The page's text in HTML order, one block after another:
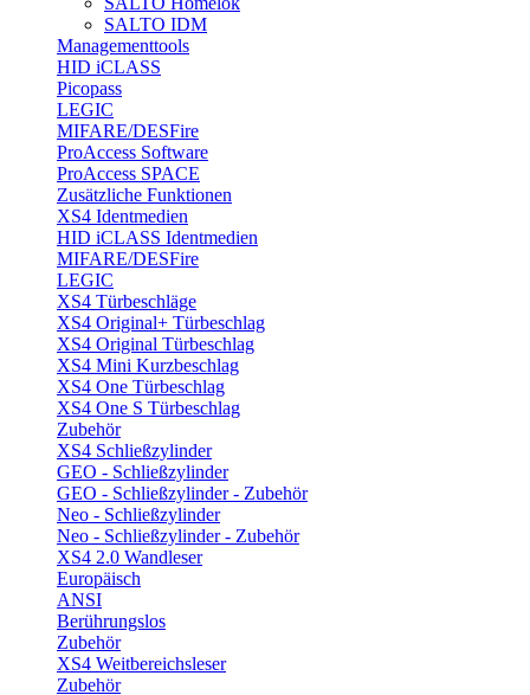
SALTO IDM
Managementtools
HID iCLASS
Picopass
LEGIC
MIFARE/DESFire
ProAccess Software
ProAccess SPACE
Zusätzliche Funktionen
XS4 Identmedien
HID iCLASS Identmedien
MIFARE/DESFire
LEGIC
XS4 Türbeschläge
XS4 Original+ Türbeschlag
XS4 Original Türbeschlag
XS4 Mini Kurzbeschlag
XS4 One Türbeschlag
XS4 One S Türbeschlag
Zubehör
XS4 Schließzylinder
GEO - Schließzylinder
GEO - Schließzylinder - Zubehör
Neo - Schließzylinder
Neo - Schließzylinder - Zubehör
XS4 2.0 Wandleser
Europäisch
ANSI
Berührungslos
Zubehör
XS4 Weitbereichsleser
Zubehör